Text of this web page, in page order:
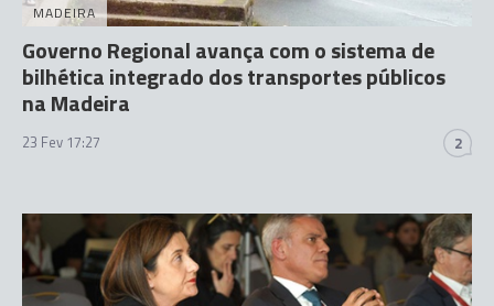
MADEIRA
Governo Regional avança com o sistema de
bilhética integrado dos transportes públicos
na Madeira
23 Fev 17:27 2